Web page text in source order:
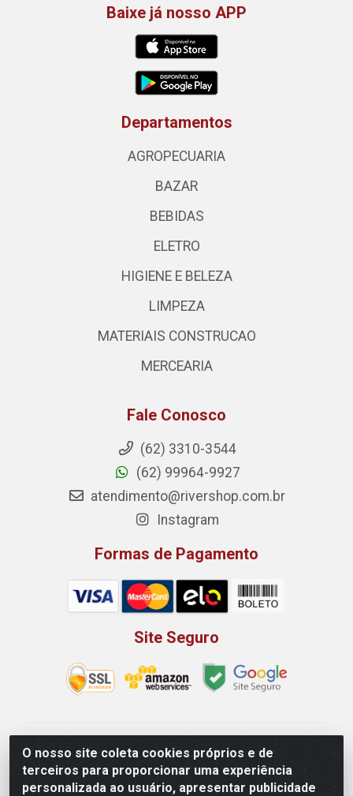
O nosso site coleta cookies próprios e de
terceiros para proporcionar uma experiência
personalizada ao usuário, apresentar publicidade
Baixe já nosso APP
Departamentos
AGROPECUARIA
BAZAR
BEBIDAS
ELETRO
HIGIENE E BELEZA
LIMPEZA
MATERIAIS CONSTRUCAO
MERCEARIA
Fale Conosco
(62) 3310-3544
(62) 99964-9927
atendimento@rivershop.com.br
Instagram
Formas de Pagamento
Site Seguro
Rio Vermelho Distribuição de Alimentos LTDA - Rodovia
BR, 153, KM 52 N 00 QD 00 LT 16 - Bairro Jardim
Eldorado, Anápolis/GO - CEP 75.045-190 - CNPJ